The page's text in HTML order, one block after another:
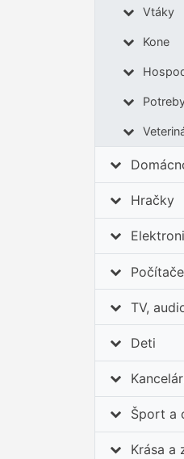
Vtáky
Kone
Hračky
TV,
Deti
Šport a
Krása a